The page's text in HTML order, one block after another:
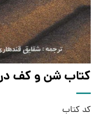
کتاب شن و کف
کد کتاب